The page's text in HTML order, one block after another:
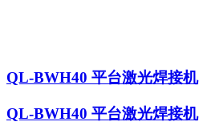
QL-BWH40 平台激光焊接机
QL-BWH40 平台激光焊接机